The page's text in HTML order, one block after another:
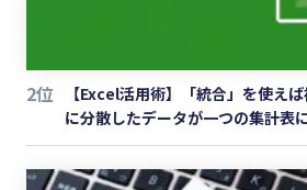
2位
【Excel活用術】「統合」を使え
に分散したデータが一つの集計表